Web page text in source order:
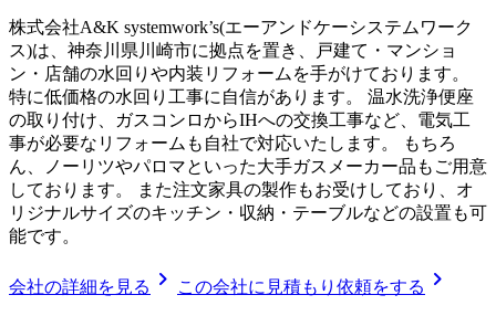
株式会社A&K systemwork’s(エーアンドケーシステムワーク
ス)は、神奈川県川崎市に拠点を置き、戸建て・マンショ
ン・店舗の水回りや内装リフォームを手がけております。
特に低価格の水回り工事に自信があります。 温水洗浄便座
の取り付け、ガスコンロからIHへの交換工事など、電気工
事が必要なリフォームも自社で対応いたします。 もちろ
ん、ノーリツやパロマといった大手ガスメーカー品もご用意
しております。 また注文家具の製作もお受けしており、オ
リジナルサイズのキッチン・収納・テーブルなどの設置も可
能です。
会社の詳細を見る chevron_right この会社に見積もり依頼をする chevron_right